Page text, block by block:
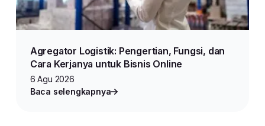
Agregator Logistik: Pengertian, Fungsi, dan
Cara Kerjanya untuk Bisnis Online
6 Agu 2026
Baca selengkapnya